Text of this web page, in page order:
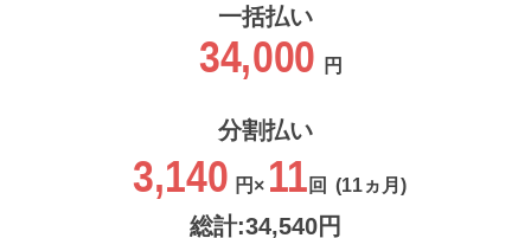
一括払い
34,000 円
分割払い
3,140 円× 11 回 (11ヵ月)
総計:34,540円